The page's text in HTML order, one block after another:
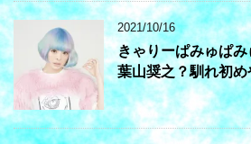
2021/10/16
きゃりーぱみゅぱ
葉山奨之？馴れ初